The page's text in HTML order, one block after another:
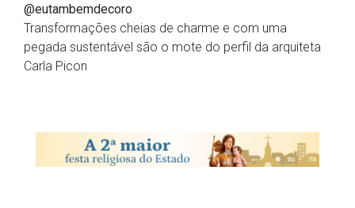
@eutambemdecoro
Transformações cheias de charme e com uma
pegada sustentável são o mote do perfil da arquiteta
Carla Picon